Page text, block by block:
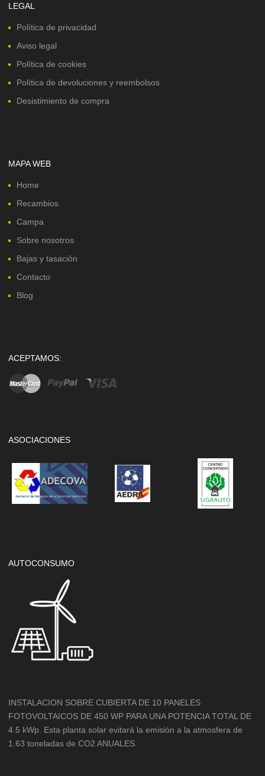
LEGAL
Política de privacidad
Aviso legal
Política de cookies
Política de devoluciones y reembolsos
Desistimiento de compra
MAPA WEB
Home
Recambios
Campa
Sobre nosotros
Bajas y tasación
Contacto
Blog
ACEPTAMOS:
ASOCIACIONES
AUTOCONSUMO
INSTALACION SOBRE CUBIERTA DE 10 PANELES
FOTOVOLTAICOS DE 450 WP PARA UNA POTENCIA TOTAL DE
4.5 kWp. Esta planta solar evitará la emisión a la atmosfera de
1.63 toneladas de CO2 ANUALES.